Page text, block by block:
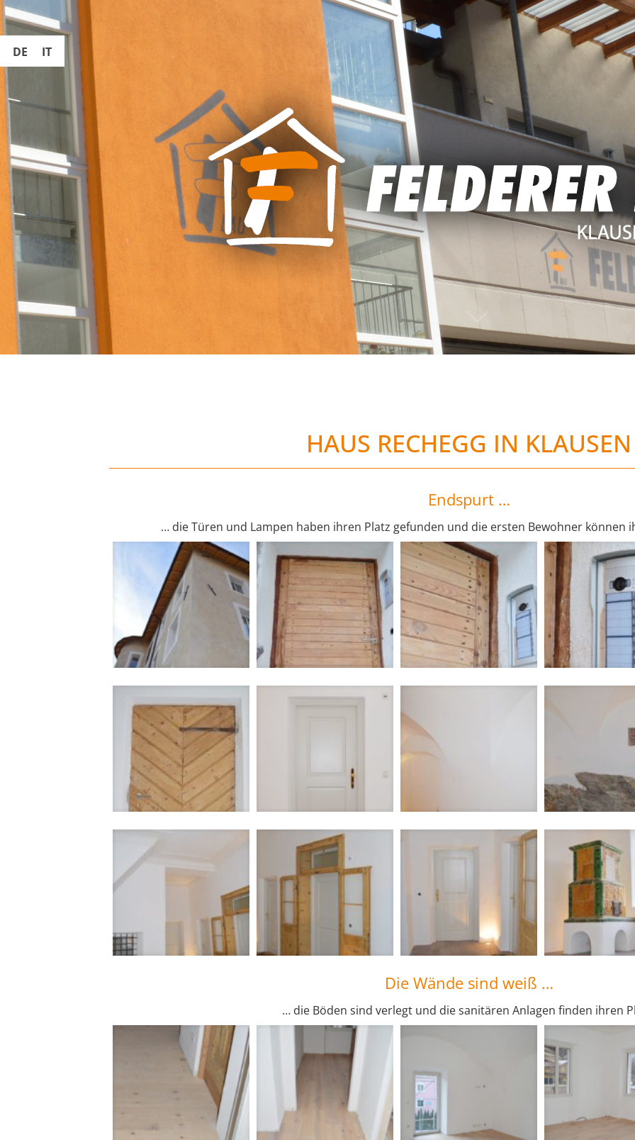
HAUS RECHEGG IN KLAUSEN
Endspurt …
… die Türen und Lampen haben ihren Platz gefunden und die ersten Bewohner können
Die Wände sind weiß …
… die Böden sind verlegt und die sanitären Anlagen finden ihren
DE IT